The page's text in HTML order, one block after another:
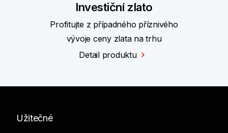
Investiční zlato
Profitujte z případného příznivého
vývoje ceny zlata na trhu
Detail produktu
Užitečné